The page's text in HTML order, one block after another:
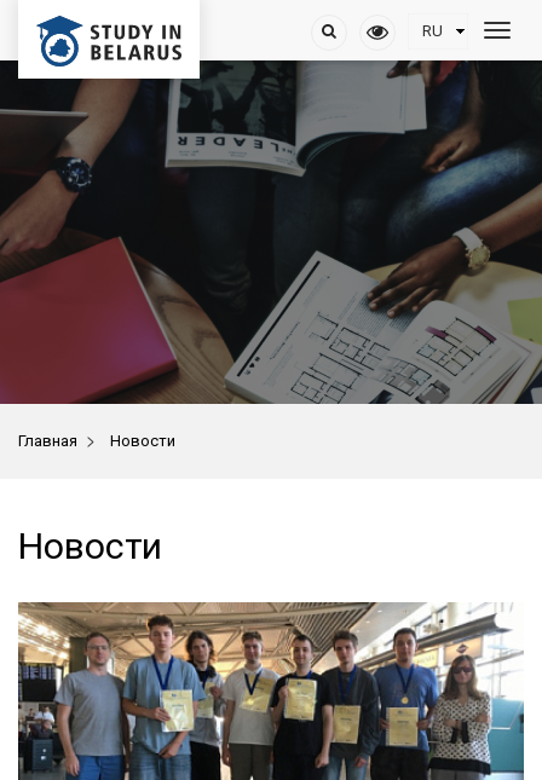
Главная > Новости
Новости